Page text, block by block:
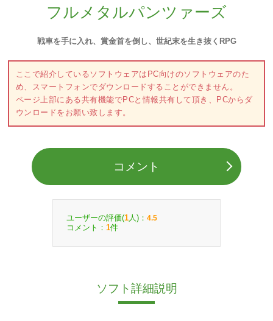
フルメタルパンツァーズ
戦車を手に入れ、賞金首を倒し、世紀末を生き抜くRPG
ここで紹介しているソフトウェアはPC向けのソフトウェアのた
め、スマートフォンでダウンロードすることができません。
ページ上部にある共有機能でPCと情報共有して頂き、PCからダ
ウンロードをお願い致します。
コメント
ユーザーの評価(1 人)： 4.5
コメント： 1件
ソフト詳細説明